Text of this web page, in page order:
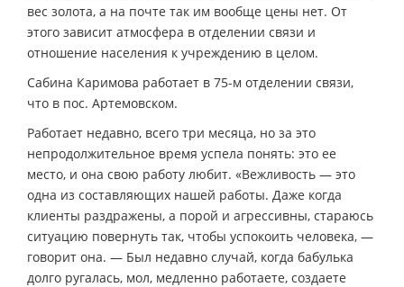
вес золота, а на почте так им вообще цены нет. От
этого зависит атмосфера в отделении связи и
отношение населения к учреждению в целом.
Сабина Каримова работает в 75-м отделении связи,
что в пос. Артемовском.
Работает недавно, всего три месяца, но за это
непродолжительное время успела понять: это ее
место, и она свою работу любит. «Вежливость — это
одна из составляющих нашей работы. Даже когда
клиенты раздражены, а порой и агрессивны, стараюсь
ситуацию повернуть так, чтобы успокоить человека, —
говорит она. — Был недавно случай, когда бабулька
долго ругалась, мол, медленно работаете, создаете